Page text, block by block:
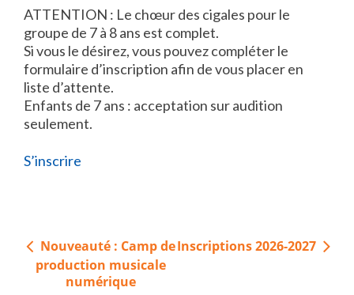
ATTENTION : Le chœur des cigales pour le
groupe de 7 à 8 ans est complet.
Si vous le désirez, vous pouvez compléter le
formulaire d’inscription afin de vous placer en
liste d’attente.
Enfants de 7 ans : acceptation sur audition
seulement.
S’inscrire
Navigation
de
l’article
Nouveauté : Camp de
production musicale
numérique
Inscriptions 2026-2027